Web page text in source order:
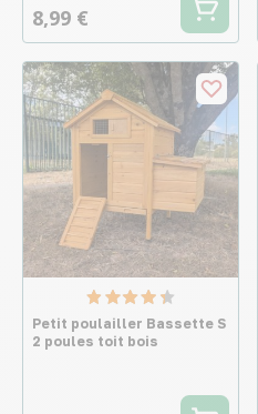
8,99 €
Petit poulailler Bassette S
2 poules toit bois